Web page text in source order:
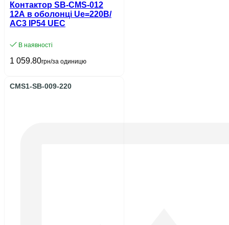
Контактор SB-CMS-012
12A в оболонці Ue=220В/
АС3 IP54 UEC
В наявності
1 059.80грн/за одиницю
CMS1-SB-009-220